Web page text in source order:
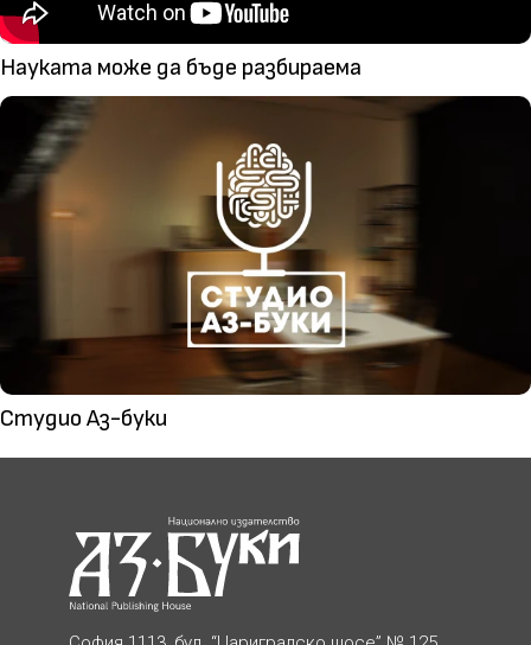
Науката може да бъде разбираема
Студио Аз-буки